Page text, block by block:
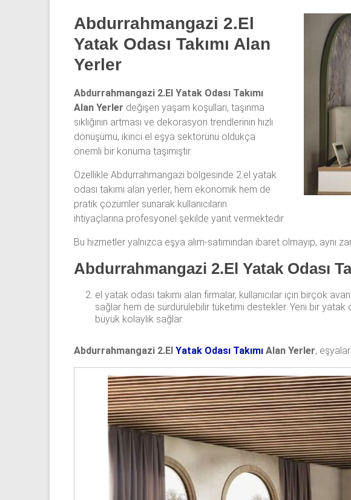
odası
yerler
olarak
yatak
odası,
Klasik
yatak
odası,
yatak
odası,
Antika
yatak
odası
Metebronz
odası
takımı
alınmaktadır.
Abdurrahmangazi 2.El
Yatak Odası Takımı Alan
Yerler
Abdurrahmangazi 2.El Yatak Odası Takımı
Alan Yerler değişen yaşam koşulları, taşınma
sıklığının artması ve dekorasyon trendlerinin hızlı
dönüşümü, ikinci el eşya sektörünü oldukça
önemli bir konuma taşımıştır.
Özellikle Abdurrahmangazi bölgesinde 2.el yatak
odası takımı alan yerler, hem ekonomik hem de
pratik çözümler sunarak kullanıcıların
ihtiyaçlarına profesyonel şekilde yanıt vermektedir.
Bu hizmetler yalnızca eşya alım-satımından ibaret olmayıp, aynı
Abdurrahmangazi 2.El Yatak Odası
el yatak odası takımı alan firmalar, kullanıcılar için birçok
sağlar hem de sürdürülebilir tüketimi destekler. Yeni bir yatak
büyük kolaylık sağlar.
Abdurrahmangazi 2.El Yatak Odası Takımı Alan Yerler,